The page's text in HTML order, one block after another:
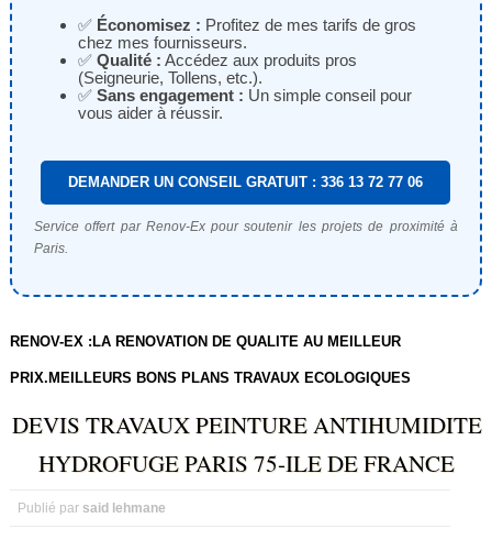
✅ Économisez : Profitez de mes tarifs de gros
chez mes fournisseurs.
✅ Qualité : Accédez aux produits pros
(Seigneurie, Tollens, etc.).
✅ Sans engagement : Un simple conseil pour
vous aider à réussir.
DEMANDER UN CONSEIL GRATUIT : 336 13 72 77 06
Service offert par Renov-Ex pour soutenir les projets de proximité à
Paris.
RENOV-EX :LA RENOVATION DE QUALITE AU MEILLEUR
PRIX.MEILLEURS BONS PLANS TRAVAUX ECOLOGIQUES
DEVIS TRAVAUX PEINTURE ANTIHUMIDITE
HYDROFUGE PARIS 75-ILE DE FRANCE
Publié par said lehmane